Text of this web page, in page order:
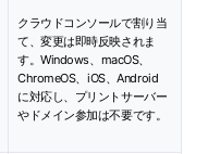
クラウドコンソールで割り当
て、変更は即時反映されま
す。Windows、macOS、
ChromeOS、iOS、Android
に対応し、プリントサーバー
やドメイン参加は不要です。